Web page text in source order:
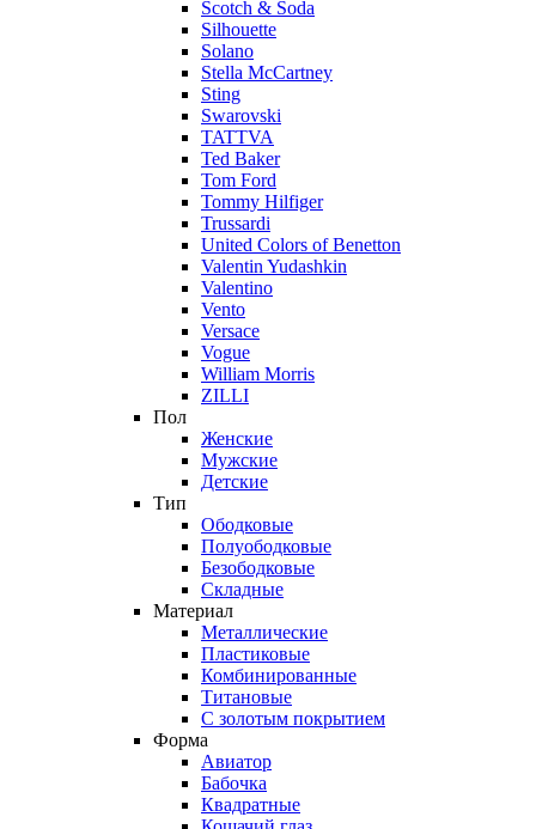
Scotch & Soda
Silhouette
Solano
Stella McCartney
Sting
Swarovski
TATTVA
Ted Baker
Tom Ford
Tommy Hilfiger
Trussardi
United Colors of Benetton
Valentin Yudashkin
Valentino
Vento
Versace
Vogue
William Morris
ZILLI
Пол
Женские
Мужские
Детские
Тип
Ободковые
Полуободковые
Безободковые
Складные
Материал
Металлические
Пластиковые
Комбинированные
Титановые
С золотым покрытием
Форма
Авиатор
Бабочка
Квадратные